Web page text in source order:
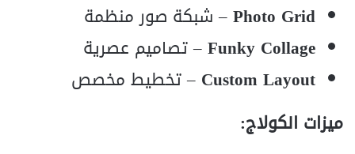
Photo Grid– شبكة صور منظمة
Funky Collage– تصاميم عصرية
Custom Layout – تخطيط مخصص
ميزات الكولاج: